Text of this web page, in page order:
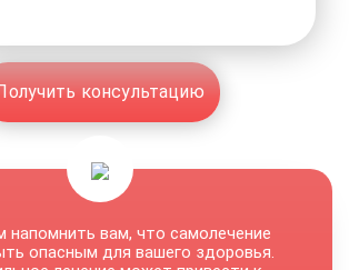
консультацию
вам, что самолечение
опасным для вашего здоровья.